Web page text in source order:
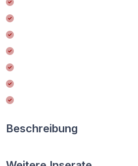
Beschreibung